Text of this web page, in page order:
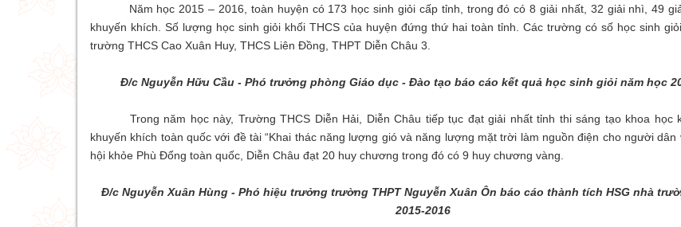
Năm học 2015 – 2016, toàn huyện có 173 học sinh giỏi cấp tỉnh, trong đó có 8 giải nhất, 32 giải nhì, 49
khuyến khích. Số lượng học sinh giỏi khối THCS của huyện đứng thứ hai toàn tỉnh. Các trường có số học sinh
trường THCS Cao Xuân Huy, THCS Liên Đồng, THPT Diễn Châu 3.
Đ/c Nguyễn Hữu Cầu - Phó trưởng phòng Giáo dục - Đào tạo báo cáo kết quả học sinh giỏi năm học
Trong năm học này, Trường THCS Diễn Hải, Diễn Châu tiếp tục đạt giải nhất tỉnh thi sáng tạo khoa học
khuyến khích toàn quốc với đề tài “Khai thác năng lượng gió và năng lượng mặt trời làm nguồn điện cho người dân
hội khỏe Phù Đổng toàn quốc, Diễn Châu đạt 20 huy chương trong đó có 9 huy chương vàng.
Đ/c Nguyễn Xuân Hùng - Phó hiệu trưởng trường THPT Nguyễn Xuân Ôn báo cáo thành tích HSG nhà
2015-2016